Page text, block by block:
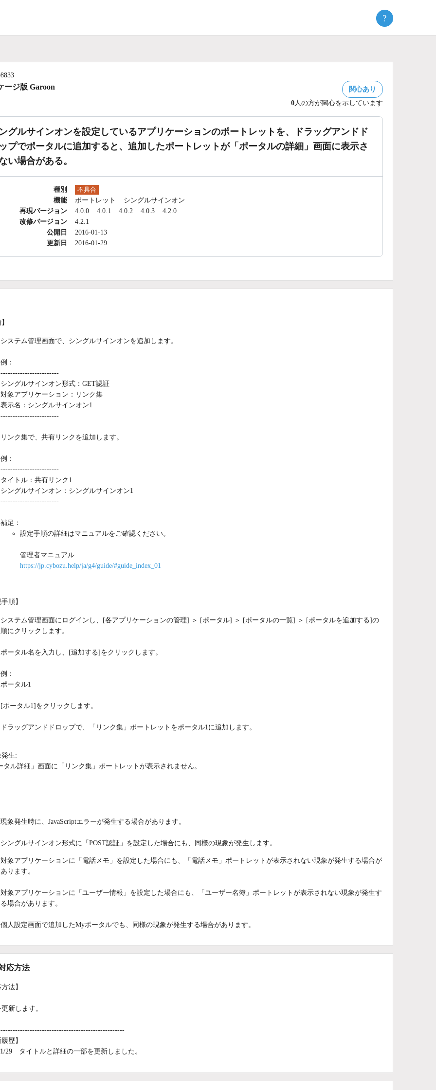
?
ージ版 Garoon
関心あり
0人の方が関心を示しています
グルサインオンを設定しているアプリケーションのポートレットを、ドラッグアンドド
プでポータルに追加すると、追加したポートレットが「ポータルの詳細」画面に表示さ
い場合がある。
種別 不具合
機能 ポートレット
シングルサインオン
再現バージョン
4.0.0 4.0.1 4.0.2 4.0.3
4.2.0
改修バージョン
4.2.1
公開日
2016-01-13
更新日
2016-01-29
システム管理画面で、シングルサインオンを追加します。
例：
------------------------
シングルサインオン形式：GET認証
対象アプリケーション：リンク集
表示名：シングルサインオン1
------------------------
リンク集で、共有リンクを追加します。
例：
------------------------
タイトル：共有リンク1
シングルサインオン：シングルサインオン1
------------------------
補足：
設定手順の詳細はマニュアルをご確認ください。
管理者マニュアル
https://jp.cybozu.help/ja/g4/guide/#guide_index_01
順】
システム管理画面にログインし、[各アプリケーションの管理] ＞ [ポータル] ＞ [ポータルの一覧] ＞ [ポータルを追加する]の
順にクリックします。
ポータル名を入力し、[追加する]をクリックします。
例：
ポータル1
[ポータル1]をクリックします。
ドラッグアンドドロップで、「リンク集」ポートレットをポータル1に追加します。
生:
ル詳細」画面に「リンク集」ポートレットが表示されません。
現象発生時に、JavaScriptエラーが発生する場合があります。
シングルサインオン形式に「POST認証」を設定した場合にも、同様の現象が発生します。
対象アプリケーションに「電話メモ」を設定した場合にも、「電話メモ」ポートレットが表示されない現象が発生する場合が
あります。
対象アプリケーションに「ユーザー情報」を設定した場合にも、「ユーザー名簿」ポートレットが表示されない現象が発生す
る場合があります。
個人設定画面で追加したMyポータルでも、同様の現象が発生する場合があります。
応方法
法】
新します。
歴】
29 タイトルと詳細の一部を更新しました。